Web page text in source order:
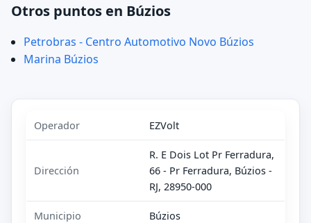
Otros puntos en Búzios
Petrobras - Centro Automotivo Novo Búzios
Marina Búzios
Operador EZVolt
Dirección
R. E Dois Lot Pr Ferradura,
66 - Pr Ferradura, Búzios -
RJ, 28950-000
Municipio Búzios